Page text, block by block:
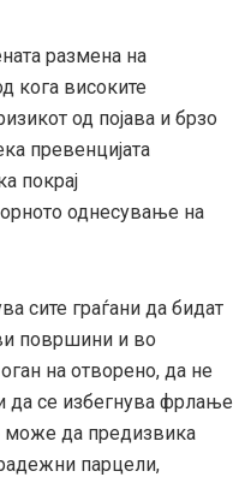
размена на
кога високите
од појава и брзо
превенцијата
покрај
однесување на
сите граѓани да бидат
површини и во
на отворено, да не
да се избегнува фрлање
може да предизвика
парцели,